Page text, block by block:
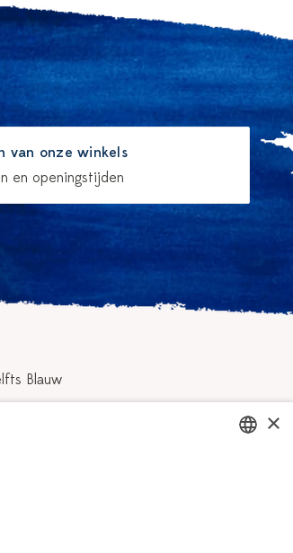
van onze winkels
en openingstijden
Blauw
×